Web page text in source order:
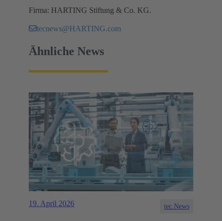
Firma: HARTING Stiftung & Co. KG.
tecnews@HARTING.com
Ähnliche News
19. April 2026 tec.News